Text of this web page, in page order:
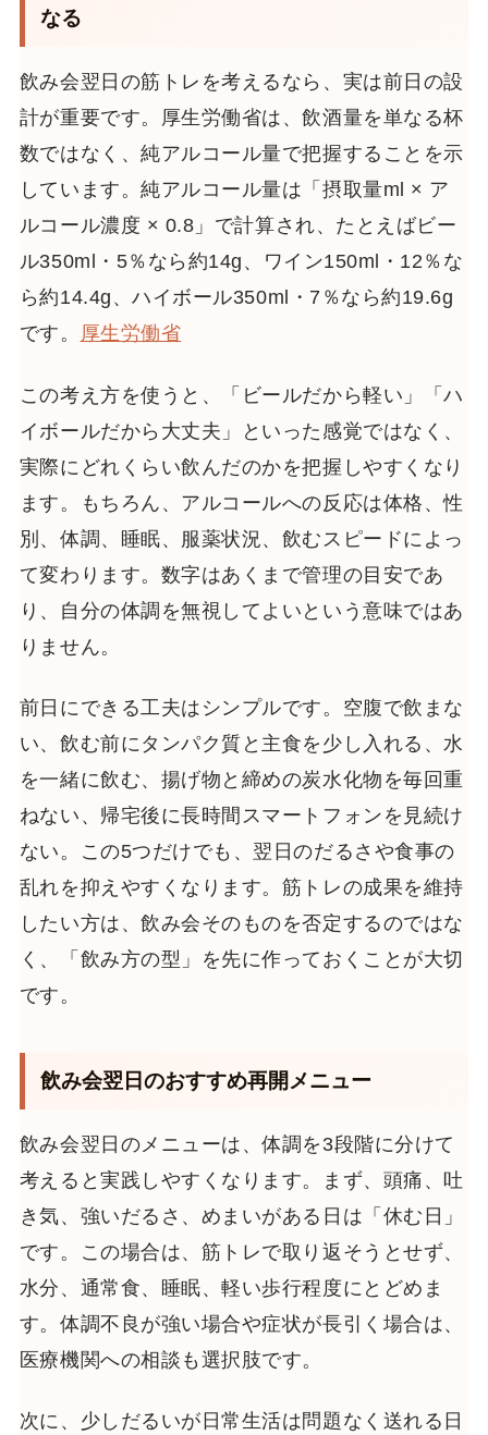
なる
飲み会翌日の筋トレを考えるなら、実は前日の設
計が重要です。厚生労働省は、飲酒量を単なる杯
数ではなく、純アルコール量で把握することを示
しています。純アルコール量は「摂取量ml × ア
ルコール濃度 × 0.8」で計算され、たとえばビー
ル350ml・5％なら約14g、ワイン150ml・12％な
ら約14.4g、ハイボール350ml・7％なら約19.6g
です。
厚生労働省
この考え方を使うと、「ビールだから軽い」「ハ
イボールだから大丈夫」といった感覚ではなく、
実際にどれくらい飲んだのかを把握しやすくなり
ます。もちろん、アルコールへの反応は体格、性
別、体調、睡眠、服薬状況、飲むスピードによっ
て変わります。数字はあくまで管理の目安であ
り、自分の体調を無視してよいという意味ではあ
りません。
前日にできる工夫はシンプルです。空腹で飲まな
い、飲む前にタンパク質と主食を少し入れる、水
を一緒に飲む、揚げ物と締めの炭水化物を毎回重
ねない、帰宅後に長時間スマートフォンを見続け
ない。この5つだけでも、翌日のだるさや食事の
乱れを抑えやすくなります。筋トレの成果を維持
したい方は、飲み会そのものを否定するのではな
く、「飲み方の型」を先に作っておくことが大切
です。
飲み会翌日のおすすめ再開メニュー
飲み会翌日のメニューは、体調を3段階に分けて
考えると実践しやすくなります。まず、頭痛、吐
き気、強いだるさ、めまいがある日は「休む日」
です。この場合は、筋トレで取り返そうとせず、
水分、通常食、睡眠、軽い歩行程度にとどめま
す。体調不良が強い場合や症状が長引く場合は、
医療機関への相談も選択肢です。
次に、少しだるいが日常生活は問題なく送れる日